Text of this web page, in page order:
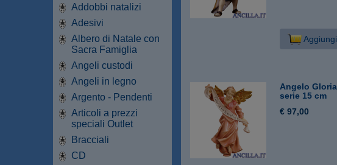
Addobbi natalizi
Adesivi
Albero di Natale con
Sacra Famiglia
Angeli custodi
Angeli in legno
Argento - Pendenti
Articoli a prezzi
speciali Outlet
Bracciali
CD
Angelo
serie 15 cm
€ 97,00